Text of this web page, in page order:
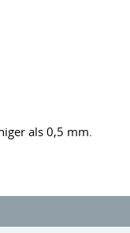
als 0,5 mm.